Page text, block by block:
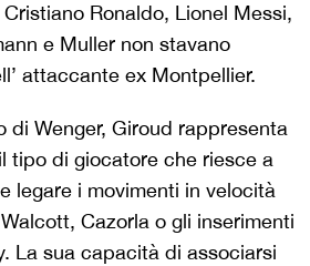
Cristiano Ronaldo, Lionel Messi,
e Muller non stavano
attaccante ex Montpellier.
di Wenger, Giroud rappresenta
tipo di giocatore che riesce a
legare i movimenti in velocità
Cazorla o gli inserimenti
La sua capacità di associarsi